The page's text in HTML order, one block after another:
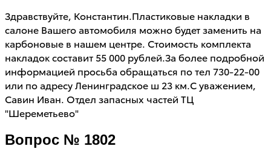
Здравствуйте, Константин.Пластиковые накладки в
салоне Вашего автомобиля можно будет заменить на
карбоновые в нашем центре. Стоимость комплекта
накладок составит 55 000 рублей.За более подробной
информацией просьба обращаться по тел 730-22-00
или по адресу Ленинградское ш 23 км.С уважением,
Савин Иван. Отдел запасных частей ТЦ
"Шереметьево"
Вопрос № 1802